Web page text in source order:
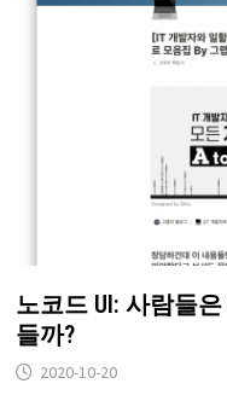
노코드 UI: 사람들
들까?
2020-10-20